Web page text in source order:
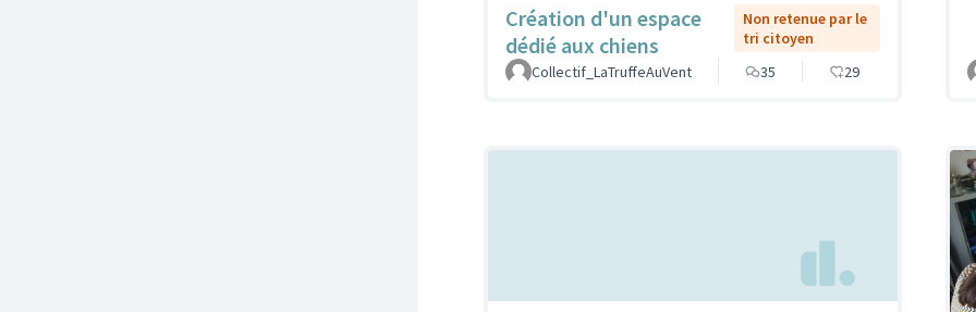
Création d'un espace
dédié aux chiens
Non retenue par le
tri citoyen
Collectif_LaTruffeAuVent
35 29